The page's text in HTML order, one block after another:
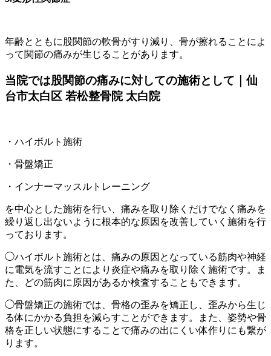
年齢とともに股関節の軟骨がすり減り、骨が擦れることによ
って関節の痛みが生じることがあります。
当院では股関節の痛みに対しての施術として｜仙
台市太白区 若松整骨院 太白院
・ハイボルト施術
・骨盤矯正
・インナーマッスルトレーニング
を中心とした施術を行い、痛みを取り除くだけでなく痛みを
繰り返し出ないように根本的な原因を改善していく施術を行
っております。
◯ハイボルト施術とは、痛みの原因となっている筋肉や神経
に電気を流すことにより炎症や痛みを取り除く施術です。ま
た、どの筋肉に原因があるか検査することもできます。
◯骨盤矯正の施術では、骨格の歪みを矯正し、歪みから生じ
る体にかかる負担を減らすことができます。また、姿勢や骨
格を正しい状態にすることで痛みの出にくい体作りにも繋が
ります。